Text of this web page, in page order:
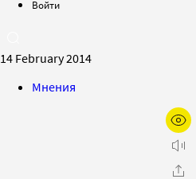
Войти
14 February 2014
Мнения